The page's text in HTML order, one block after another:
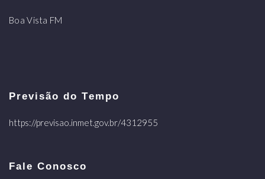
Boa Vista FM
Previsão do Tempo
https://previsao.inmet.gov.br/4312955
Fale Conosco